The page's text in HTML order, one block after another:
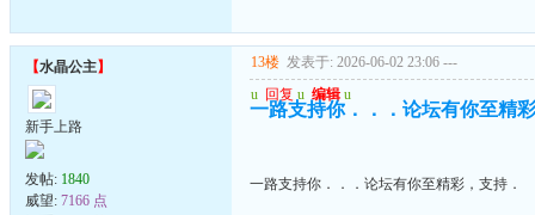
【水晶公主】
新手上路
发帖: 1840
威望: 7166 点
13楼 发表于: 2026-06-02 23:06 ---
u 回复 u 编辑 u
一路支持你．．．论坛有你至精
一路支持你．．．论坛有你至精彩，支持．